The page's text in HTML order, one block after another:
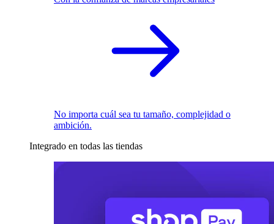
No importa cuál sea tu tamaño, complejidad o
ambición.
Integrado en todas las tiendas